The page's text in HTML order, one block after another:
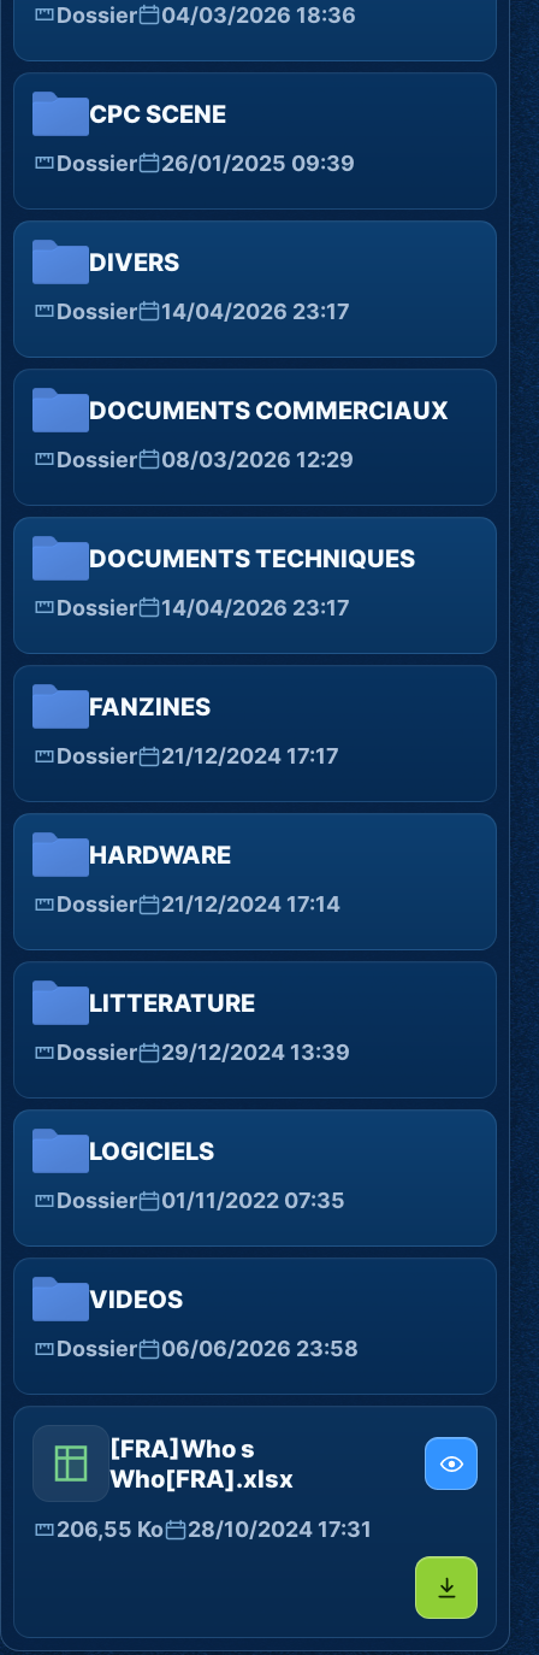
Dossier 04/03/2026 18:36
CPC SCENE
Dossier 26/01/2025 09:39
DIVERS
Dossier 14/04/2026 23:17
DOCUMENTS COMMERCIAUX
Dossier 08/03/2026 12:29
DOCUMENTS TECHNIQUES
Dossier 14/04/2026 23:17
FANZINES
Dossier 21/12/2024 17:17
HARDWARE
Dossier 21/12/2024 17:14
LITTERATURE
Dossier 29/12/2024 13:39
LOGICIELS
Dossier 01/11/2022 07:35
VIDEOS
Dossier 06/06/2026 23:58
[FRA]Who s
Who[FRA].xlsx
206,55 Ko 28/10/2024 17:31